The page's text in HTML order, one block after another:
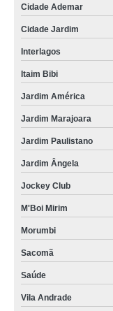
Cidade Ademar
Cidade Jardim
Interlagos
Itaim Bibi
Jardim América
Jardim Marajoara
Jardim Paulistano
Jardim Ângela
Jockey Club
M'Boi Mirim
Morumbi
Sacomã
Saúde
Vila Andrade